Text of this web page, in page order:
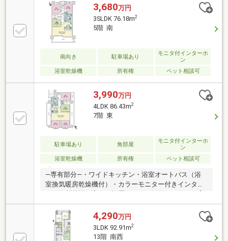
室3室が北西向きバルコニーに面しています。■ペット
飼育のご相談可能(飼育細則がございます)。■マンショ
ンの共用施設も充実しています。■現在居住中のため
室内写真の掲載はございませんが、事前の日程調整に
よるご内見は可能です。ぜひご検討ください。
3,680万円
3SLDK 76.18m2
5階 南
南向き 駐車場あり
モニタ付インターホ
ン
浴室乾燥機
所有権 ペット相談可
3,990万円
4LDK 86.43m2
7階 東
駐車場あり 角部屋
モニタ付インターホ
ン
浴室乾燥機
所有権 ペット相談可
―専有部分―・ワイドキッチン・浴室オートバス（浴
室換気暖房乾燥機付）・カラーモニター付きインター
可（飼育細則有）－共用部－・24時間受取可能な宅配
ボックス・24時間利用可能なゴミステーション・クリ
ーニング取次など多彩なコンシェルジュサービス（一
部有償）・非接触キー対応オートロックシステム
4,290万円
3LDK 92.91m2
13階 南西